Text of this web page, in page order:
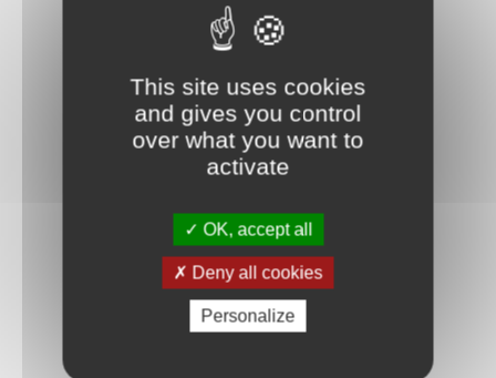
This site uses cookies
and gives you control
over what you want to
activate
OK, accept all
Deny all cookies
Personalize
oublié ?
compte
Connexion